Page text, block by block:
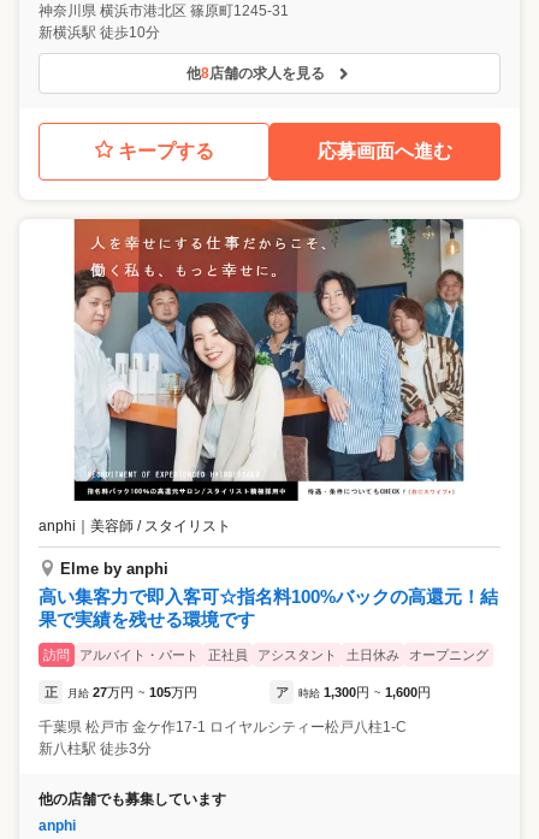
神奈川県 横浜市港北区 篠原町1245-31
新横浜駅 徒歩10分
他8店舗の求人を見る
キープする 応募画面へ進む
anphi 美容師 / スタイリスト
Elme by anphi
高い集客力で即入客可☆指名料100%バックの高還元！結
果で実績を残せる環境です
訪問 アルバイト・パート 正社員 アシスタント 土日休み オープニング
正 月給 27万円 ~ 105万円 ア 時給 1,300円 ~ 1,600円
千葉県 松戸市 金ケ作17-1 ロイヤルシティー松戸八柱1-C
新八柱駅 徒歩3分
他の店舗でも募集しています
anphi